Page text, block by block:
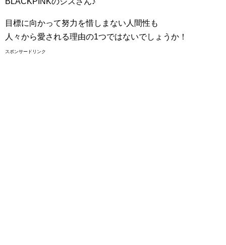
目標に向かって努力を惜しまない人間性も
人々から愛される理由の1つではないでしょうか！
スポンサードリンク